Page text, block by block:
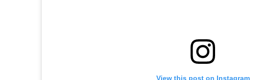
View this post on Instagram